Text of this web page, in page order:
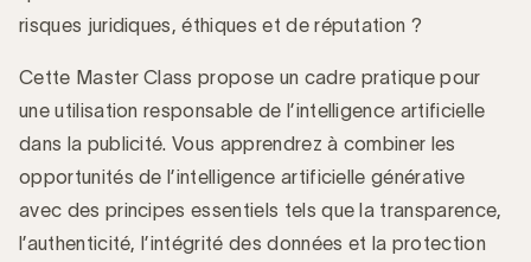
risques juridiques, éthiques et de réputation ?
Cette Master Class propose un cadre pratique pour
une utilisation responsable de l’intelligence artificielle
dans la publicité. Vous apprendrez à combiner les
opportunités de l’intelligence artificielle générative
avec des principes essentiels tels que la transparence,
l’authenticité, l’intégrité des données et la protection